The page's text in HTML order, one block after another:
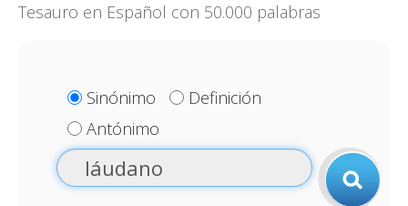
Tesauro en Español con 50.000 palabras
Sinónimo
Definición
Antónimo